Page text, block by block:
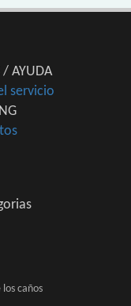
/ AYUDA
servicio
caños